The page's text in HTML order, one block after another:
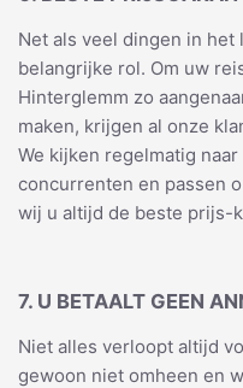
Net als veel dingen in
belangrijke rol. Om uw
Hinterglemm zo
maken, krijgen al onze
We kijken regelmatig
concurrenten en passen
wij u altijd de beste prijs-
7. U BETAALT GEEN
Niet alles verloopt altijd
gewoon niet omheen en